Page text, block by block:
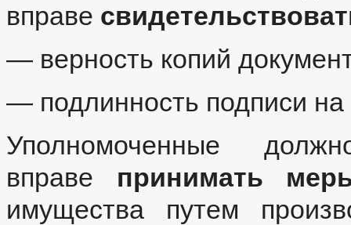
вправе
— верность копий
— подлинность подписи на
Уполномоченные
вправе принимать
имущества путем